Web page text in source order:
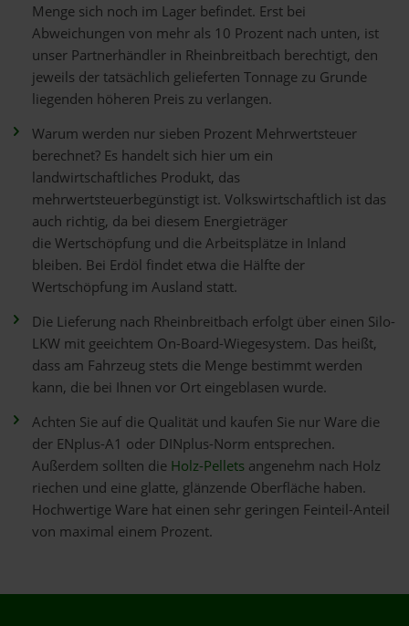
Menge sich noch im Lager befindet. Erst bei
Abweichungen von mehr als 10 Prozent nach unten, ist
unser Partnerhändler in Rheinbreitbach berechtigt, den
jeweils der tatsächlich gelieferten Tonnage zu Grunde
liegenden höheren Preis zu verlangen.
Warum werden nur sieben Prozent Mehrwertsteuer
berechnet? Es handelt sich hier um ein
landwirtschaftliches Produkt, das
mehrwertsteuerbegünstigt ist. Volkswirtschaftlich ist das
auch richtig, da bei diesem Energieträger
die Wertschöpfung und die Arbeitsplätze in Inland
bleiben. Bei Erdöl findet etwa die Hälfte der
Wertschöpfung im Ausland statt.
Die Lieferung nach Rheinbreitbach erfolgt über einen Silo-
LKW mit geeichtem On-Board-Wiegesystem. Das heißt,
dass am Fahrzeug stets die Menge bestimmt werden
kann, die bei Ihnen vor Ort eingeblasen wurde.
Achten Sie auf die Qualität und kaufen Sie nur Ware die
der ENplus-A1 oder DINplus-Norm entsprechen.
Außerdem sollten die Holz-Pellets angenehm nach Holz
riechen und eine glatte, glänzende Oberfläche haben.
Hochwertige Ware hat einen sehr geringen Feinteil-Anteil
von maximal einem Prozent.